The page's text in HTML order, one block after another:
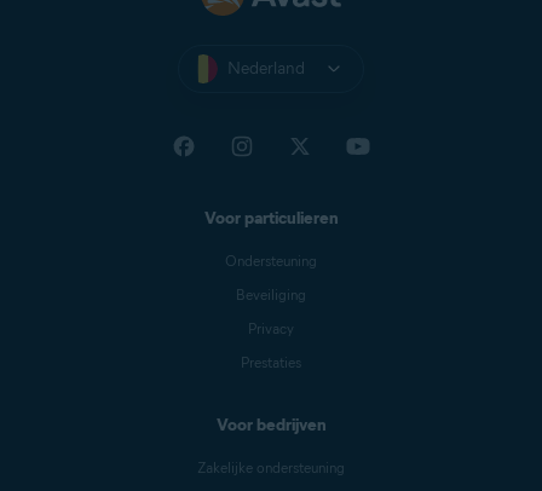
Nederland
Voor particulieren
Ondersteuning
Beveiliging
Privacy
Prestaties
Voor bedrijven
Zakelijke ondersteuning